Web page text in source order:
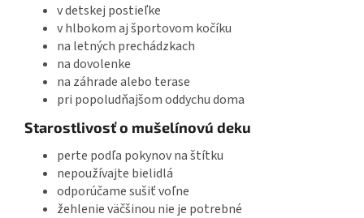
v detskej postieľke
v hlbokom aj športovom kočíku
na letných prechádzkach
na dovolenke
na záhrade alebo terase
pri popoludňajšom oddychu doma
Starostlivosť o mušelínovú deku
perte podľa pokynov na štítku
nepoužívajte bielidlá
odporúčame sušiť voľne
žehlenie väčšinou nie je potrebné